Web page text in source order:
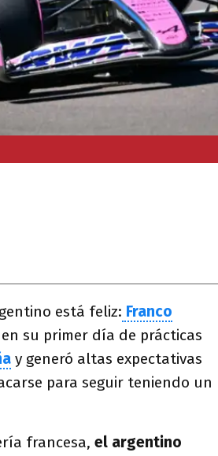
está feliz: Franco
su primer día de prácticas
y generó altas expectativas
para seguir teniendo un
francesa, el argentino